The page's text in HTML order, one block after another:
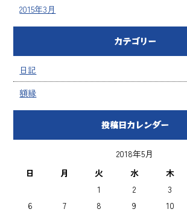
2015年3月
カテゴリー
日記
額縁
投稿日カレンダー
2018年5月
日
月 火 水 木
1 2 3
6
7 8 9 10